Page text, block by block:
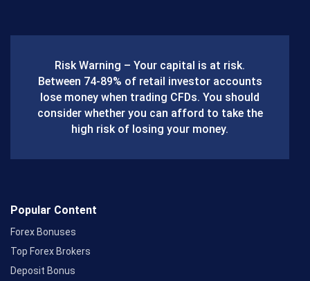
o
o
k
Risk Warning – Your capital is at risk.
Between 74-89% of retail investor accounts
lose money when trading CFDs. You should
consider whether you can afford to take the
high risk of losing your money.
Popular Content
Forex Bonuses
Top Forex Brokers
Deposit Bonus